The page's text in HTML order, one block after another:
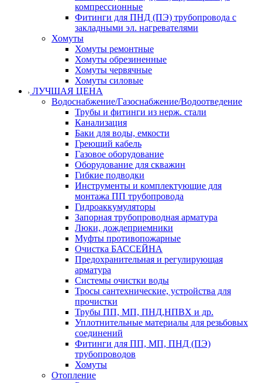
компрессионные
Фитинги для ПНД (ПЭ) трубопровода с
закладными эл. нагревателями
Хомуты
Хомуты ремонтные
Хомуты обрезиненные
Хомуты червячные
Хомуты силовые
ЛУЧШАЯ ЦЕНА
Водоснабжение/Газоснабжение/Водоотведение
Трубы и фитинги из нерж. стали
Канализация
Баки для воды, емкости
Греющий кабель
Газовое оборудование
Оборудование для скважин
Гибкие подводки
Инструменты и комплектующие для
монтажа ПП трубопровода
Гидроаккумуляторы
Запорная трубопроводная арматура
Люки, дождеприемники
Муфты противопожарные
Очистка БАССЕЙНА
Предохранительная и регулирующая
арматура
Системы очистки воды
Тросы сантехнические, устройства для
прочистки
Трубы ПП, МП, ПНД,НПВХ и др.
Уплотнительные материалы для резьбовых
соединений
Фитинги для ПП, МП, ПНД (ПЭ)
трубопроводов
Хомуты
Отопление